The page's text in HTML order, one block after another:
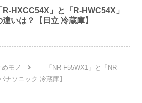
R-HXCC54X」と「R-HWC54X」
違いは？【日立 冷蔵庫】
モノ
「NR-F55WX1」と「NR-
ナソニック 冷蔵庫】